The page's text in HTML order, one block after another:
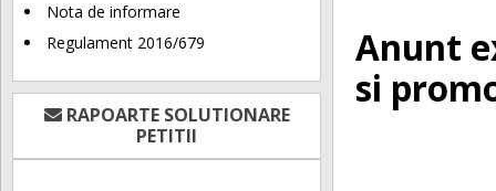
Nota de informare
Regulament 2016/679
RAPOARTE SOLUTIONARE
PETITII
Anunt
si